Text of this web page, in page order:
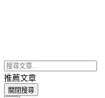
推薦文章
關閉搜尋